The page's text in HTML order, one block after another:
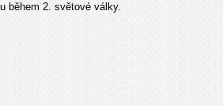
během 2. světové války.